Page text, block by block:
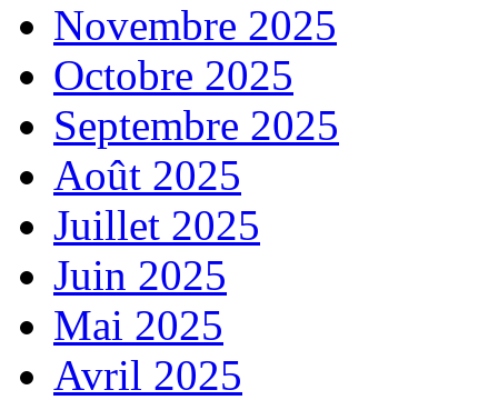
Novembre 2025
Octobre 2025
Septembre 2025
Août 2025
Juillet 2025
Juin 2025
Mai 2025
Avril 2025